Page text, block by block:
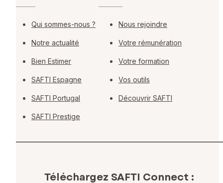
Qui sommes-nous ?
Notre actualité
Bien Estimer
SAFTI Espagne
SAFTI Portugal
SAFTI Prestige
Nous rejoindre
Votre rémunération
Votre formation
Vos outils
Découvrir SAFTI
Téléchargez SAFTI Connect :